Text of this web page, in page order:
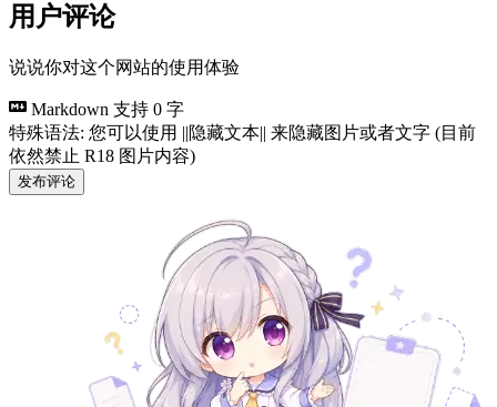
用户评论
说说你对这个网站的使用体验
Markdown 支持 0 字
特殊语法: 您可以使用 ||隐藏文本|| 来隐藏图片或者文字 (目前
依然禁止 R18 图片内容)
发布评论